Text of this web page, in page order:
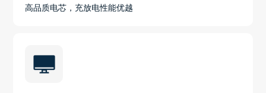
高品质电芯，充放电性能优越